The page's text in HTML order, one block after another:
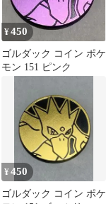
¥450
ゴルダック コイン ポケ
モン 151 ピンク
¥450
ゴルダック コイン ポケ